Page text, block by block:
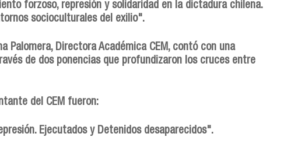
forzoso, represión y solidaridad en la dictadura chilena.
socioculturales del exilio".
Palomera, Directora Académica CEM, contó con una
de dos ponencias que profundizaron los cruces entre
del CEM fueron:
Ejecutados y Detenidos desaparecidos".